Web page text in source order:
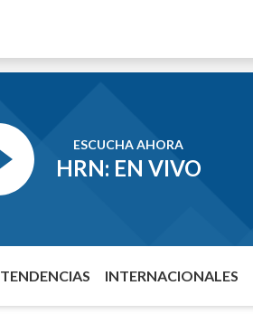
ESCUCHA AHORA
HRN: EN VIVO
TENDENCIAS INTERNACIONALES